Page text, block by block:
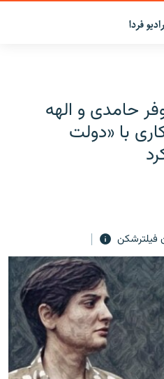
حامدی و الهه
با «دولت
فیلترشکن